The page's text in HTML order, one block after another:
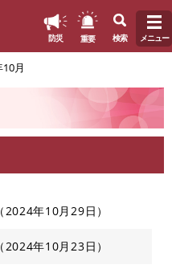
防災 重要 検索 メニュー
月
2024年10月29日
2024年10月23日